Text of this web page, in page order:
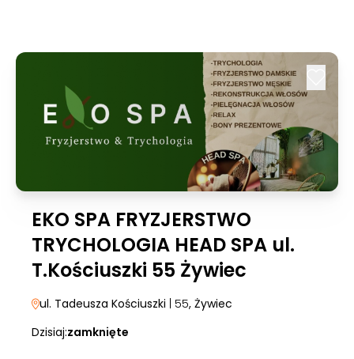
EKO SPA FRYZJERSTWO
TRYCHOLOGIA HEAD SPA ul.
T.Kościuszki 55 Żywiec
ul. Tadeusza Kościuszki | 55, Żywiec
Dzisiaj:zamknięte